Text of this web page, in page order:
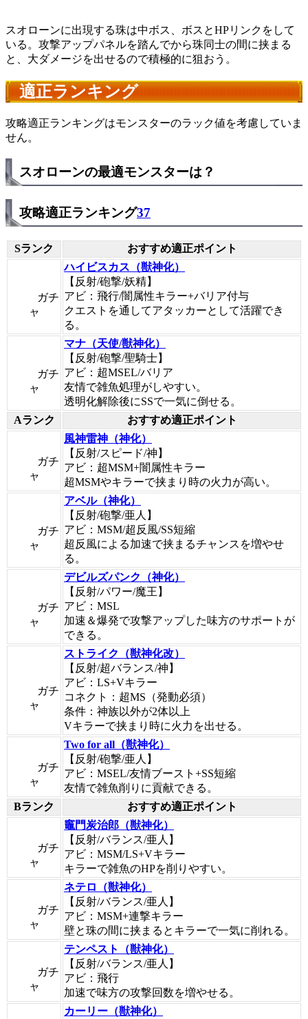
スオローンに出現する珠は中ボス、ボスとHPリンクをして
いる。攻撃アップパネルを踏んでから珠同士の間に挟まる
と、大ダメージを出せるので積極的に狙おう。
適正ランキング
攻略適正ランキングはモンスターのラック値を考慮していま
せん。
スオローンの最適モンスターは？
攻略適正ランキング37
Sランク おすすめ適正ポイント
ガチ
ャ
ハイビスカス（獣神化）
【反射/砲撃/妖精】
アビ：飛行/闇属性キラー+バリア付与
クエストを通してアタッカーとして活躍でき
る。
ガチ
ャ
マナ（天使/獣神化）
【反射/砲撃/聖騎士】
アビ：超MSEL/バリア
友情で雑魚処理がしやすい。
透明化解除後にSSで一気に倒せる。
Aランク
おすすめ適正ポイント
ガチ
ャ
風神雷神（神化）
【反射/スピード/神】
アビ：超MSM+闇属性キラー
超MSMやキラーで挟まり時の火力が高い。
ガチ
ャ
アベル（神化）
【反射/砲撃/亜人】
アビ：MSM/超反風/SS短縮
超反風による加速で挟まるチャンスを増やせ
る。
ガチ
ャ
デビルズパンク（神化）
【反射/パワー/魔王】
アビ：MSL
加速＆爆発で攻撃アップした味方のサポートが
できる。
ガチ
ャ
ストライク（獣神化改）
【反射/超バランス/神】
アビ：LS+Vキラー
コネクト：超MS（発動必須）
条件：神族以外が2体以上
Vキラーで挟まり時に火力を出せる。
ガチ
ャ
Two for all（獣神化）
【反射/砲撃/亜人】
アビ：MSEL/友情ブースト+SS短縮
友情で雑魚削りに貢献できる。
Bランク
おすすめ適正ポイント
ガチ
ャ
竈門炭治郎（獣神化）
【反射/バランス/亜人】
アビ：MSM/LS+Vキラー
キラーで雑魚のHPを削りやすい。
ガチ
ャ
ネテロ（獣神化）
【反射/バランス/亜人】
アビ：MSM+連撃キラー
壁と珠の間に挟まるとキラーで一気に削れる。
ガチ
ャ
テンペスト（獣神化）
【反射/バランス/亜人】
アビ：飛行
加速で味方の攻撃回数を増やせる。
カーリー（獣神化）